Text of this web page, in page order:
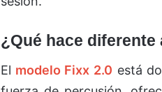
¿Qué hace diferente
El modelo Fixx 2.0 está